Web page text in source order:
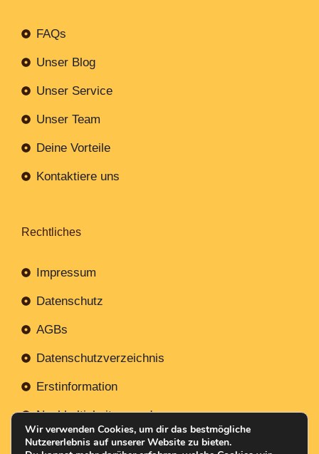
FAQs
Unser Blog
Unser Service
Unser Team
Deine Vorteile
Kontaktiere uns
Rechtliches
Impressum
Datenschutz
AGBs
Datenschutzverzeichnis
Erstinformation
Nachhaltigkeitsverordnung
Wir verwenden Cookies, um dir das bestmögliche
Nutzererlebnis auf unserer Website zu bieten.